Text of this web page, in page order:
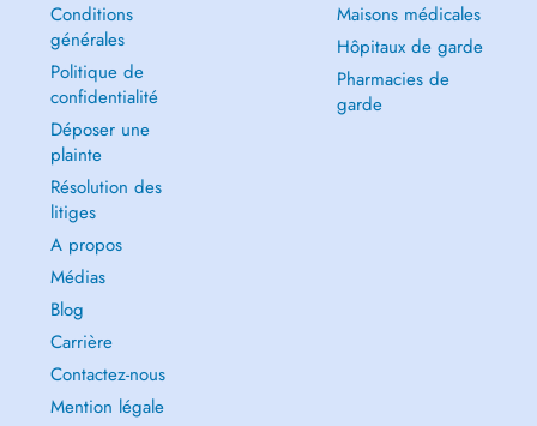
Conditions
générales
Politique de
confidentialité
Déposer une
plainte
Résolution des
litiges
A propos
Médias
Blog
Carrière
Contactez-nous
Mention légale
Maisons médicales
Hôpitaux de garde
Pharmacies de
garde